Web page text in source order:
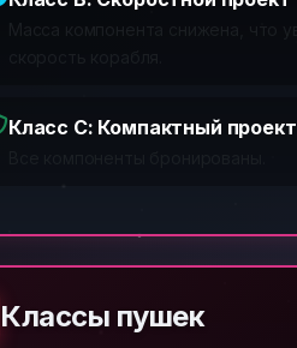
Класс C: Компактный проект
Классы пушек